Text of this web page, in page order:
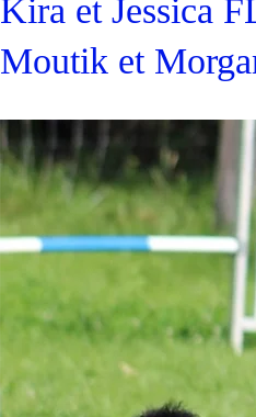
Kira et Jessica
Moutik et